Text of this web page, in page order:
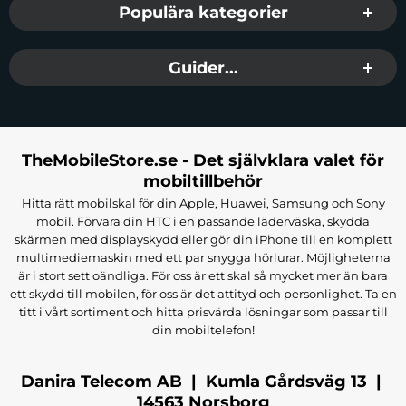
utan att ta av fodralet. Många HAMA-fodral
inkluderar smart cover-funktionalitet med auto
wake/sleep som automatiskt tänder skärmen när
du öppnar fodralet och stänger av den när du
användningen.
Integrerad stödfunktion med tri-fold eller
tvåvinkeldesign låter dig ställa upp iPad 2 i
ergonomiska betraktningsvinklar för
videoströmning, läsning eller videosamtal på 9,7-
tums skärmen. Mjuk mikrofiber- eller mockainsida
skyddar displayen mot repor medan yttre skalet
absorberar stötar från fall. HAMA:s pålitliga kvalitet
och rimlga pris gör detta till ett utmärkt val för
generationer i familjen och vill kunna använda
samma fodral över flera enheter, ägare av den
Populära kategorier
Guider...
TheMobileStore.se - Det självklara valet för
mobiltillbehör
Hitta rätt mobilskal för din Apple, Huawei, Samsung och Sony
mobil. Förvara din HTC i en passande läderväska, skydda
skärmen med displayskydd eller gör din iPhone till en komplett
multimediemaskin med ett par snygga hörlurar. Möjligheterna
är i stort sett oändliga. För oss är ett skal så mycket mer än bara
ett skydd till mobilen, för oss är det attityd och personlighet. Ta en
titt i vårt sortiment och hitta prisvärda lösningar som passar till
din mobiltelefon!
Danira Telecom AB | Kumla Gårdsväg 13 |